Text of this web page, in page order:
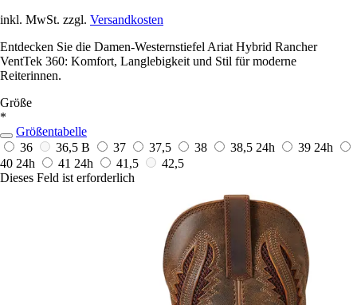
inkl. MwSt. zzgl. Versandkosten
Entdecken Sie die Damen-Westernstiefel Ariat Hybrid Rancher
VentTek 360: Komfort, Langlebigkeit und Stil für moderne
Reiterinnen.
Größe
*
Größentabelle
36
36,5 B 37 37,5 38 38,5 24h 39 24h
40 24h 41 24h 41,5
42,5
Dieses Feld ist erforderlich